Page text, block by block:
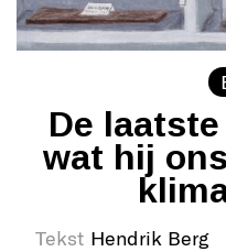
De
wat hij
Tekst Hendrik Berg